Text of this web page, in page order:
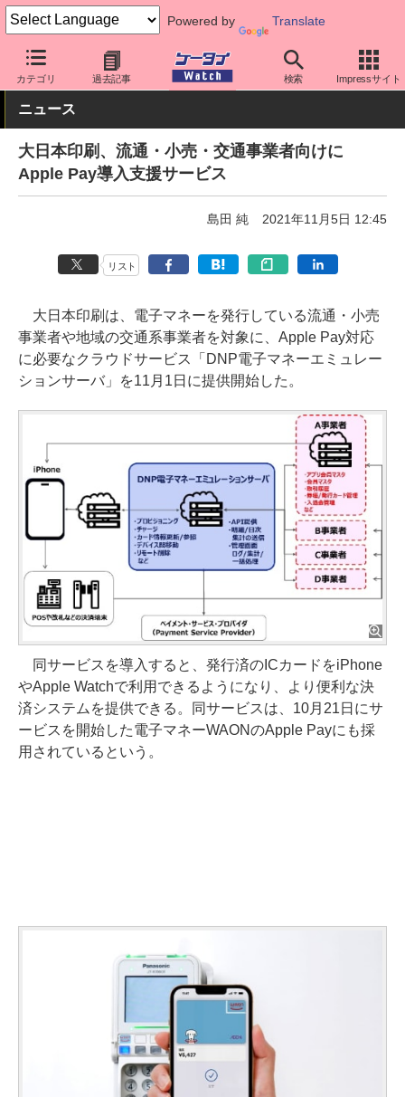
Powered by Translate
カテゴリ 過去記事 検索 Impressサイト
ケータイ Watch OS iPhone (iOS) アプリ・サービス
ニュース
大日本印刷、流通・小売・交通事業者向けに
Apple Pay導入支援サービス
島田 純 2021年11月5日 12:45
リスト
大日本印刷は、電子マネーを発行している流通・小売
事業者や地域の交通系事業者を対象に、Apple Pay対応
に必要なクラウドサービス「DNP電子マネーエミュレー
ションサーバ」を11月1日に提供開始した。
同サービスを導入すると、発行済のICカードをiPhone
やApple Watchで利用できるようになり、より便利な決
済システムを提供できる。同サービスは、10月21日にサ
ービスを開始した電子マネーWAONのApple Payにも採
用されているという。